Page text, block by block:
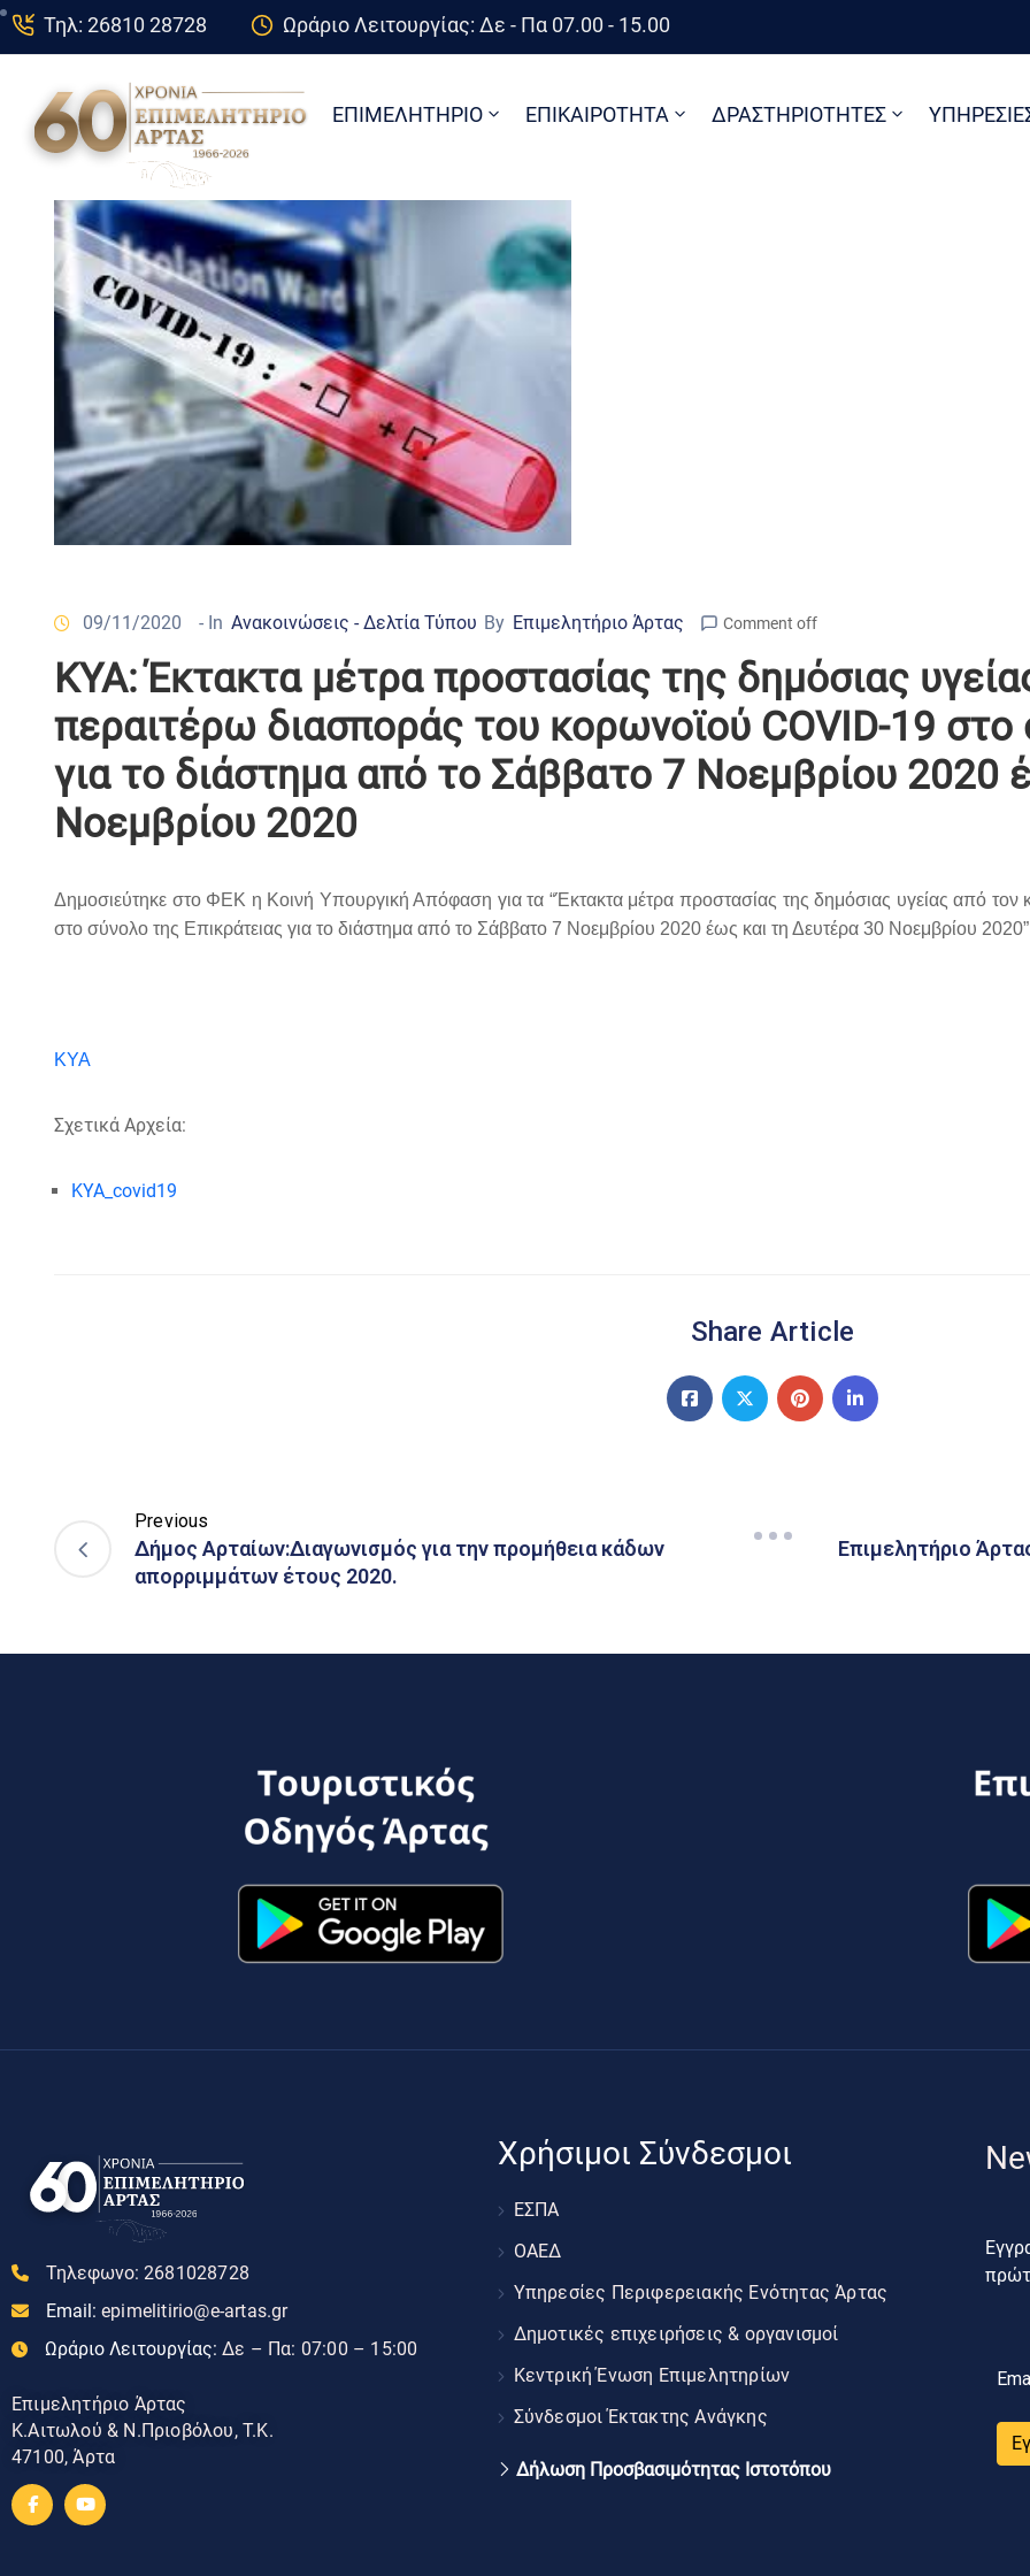
Τηλ: 26810 28728 Ωράριο Λειτουργίας: Δε - Πα 07.00 - 15.00
ΕΠΙΜΕΛΗΤΗΡΙΟ ΕΠΙΚΑΙΡΟΤΗΤΑ ΔΡΑΣΤΗΡΙΟΤΗΤΕΣ
09/11/2020 - In Ανακοινώσεις - Δελτία Τύπου By Επιμελητήριο Άρτας Comment off
ΚΥΑ: Έκτακτα μέτρα προστασίας της δημόσιας
περαιτέρω διασποράς του κορωνοϊού COVID-19 στο
για το διάστημα από το Σάββατο 7 Νοεμβρίου 2020
Νοεμβρίου 2020
Δημοσιεύτηκε στο ΦΕΚ η Κοινή Υπουργική Απόφαση για τα “Έκτακτα μέτρα προστασίας της δημόσιας υγείας από
στο σύνολο της Επικράτειας για το διάστημα από το Σάββατο 7 Νοεμβρίου 2020 έως και τη Δευτέρα 30 Νοεμβρίου
ΚΥΑ
Σχετικά Αρχεία:
KYA_covid19
Share Article
Previous
Δήμος Αρταίων:Διαγωνισμός για την προμήθεια κάδων
απορριμμάτων έτους 2020.
Επιμελητήριο
Τηλεφωνο: 2681028728
Email: epimelitirio@e-artas.gr
Ωράριο Λειτουργίας: Δε – Πα: 07:00 – 15:00
Επιμελητήριο Άρτας
Κ.Αιτωλού & Ν.Πριοβόλου, Τ.Κ.
47100, Άρτα
Χρήσιμοι Σύνδεσμοι
ΕΣΠΑ
ΟΑΕΔ
Υπηρεσίες Περιφερειακής Ενότητας Άρτας
Δημοτικές επιχειρήσεις & οργανισμοί
Κεντρική Ένωση Επιμελητηρίων
Σύνδεσμοι Έκτακτης Ανάγκης
Δήλωση Προσβασιμότητας Ιστοτόπου